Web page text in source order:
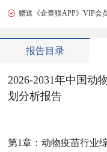
赠送《企查猫APP》VIP会
报告目录
2026-2031年中国动
划分析报告
第1章：动物疫苗行业